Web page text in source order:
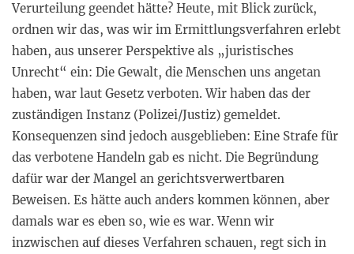
Verurteilung geendet hätte? Heute, mit Blick zurück,
ordnen wir das, was wir im Ermittlungsverfahren erlebt
haben, aus unserer Perspektive als „juristisches
Unrecht“ ein: Die Gewalt, die Menschen uns angetan
haben, war laut Gesetz verboten. Wir haben das der
zuständigen Instanz (Polizei/Justiz) gemeldet.
Konsequenzen sind jedoch ausgeblieben: Eine Strafe für
das verbotene Handeln gab es nicht. Die Begründung
dafür war der Mangel an gerichtsverwertbaren
Beweisen. Es hätte auch anders kommen können, aber
damals war es eben so, wie es war. Wenn wir
inzwischen auf dieses Verfahren schauen, regt sich in